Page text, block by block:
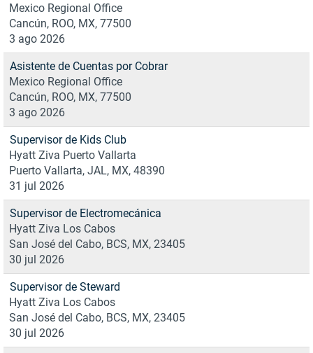
Mexico Regional Office
Cancún, ROO, MX, 77500
3 ago 2026
Asistente de Cuentas por Cobrar
Mexico Regional Office
Cancún, ROO, MX, 77500
3 ago 2026
Supervisor de Kids Club
Hyatt Ziva Puerto Vallarta
Puerto Vallarta, JAL, MX, 48390
31 jul 2026
Supervisor de Electromecánica
Hyatt Ziva Los Cabos
San José del Cabo, BCS, MX, 23405
30 jul 2026
Supervisor de Steward
Hyatt Ziva Los Cabos
San José del Cabo, BCS, MX, 23405
30 jul 2026